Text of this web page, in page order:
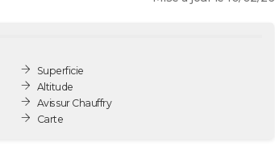
Superficie
Altitude
Avis sur Chauffry
Carte